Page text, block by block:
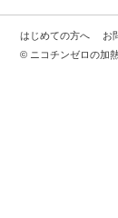
はじめての方へ お
© ニコチンゼロの加